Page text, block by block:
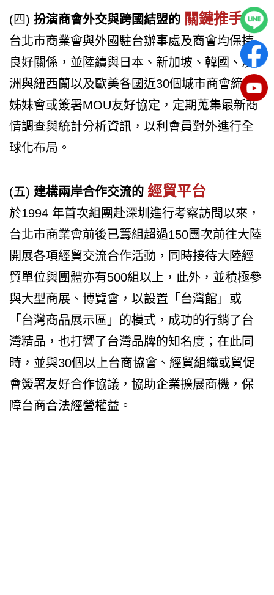
(四) 扮演商會外交與跨國結盟的 關鍵推手
台北市商業會與外國駐台辦事處及商會均保持
良好關係，並陸續與日本、新加坡、韓國、澳
洲與紐西蘭以及歐美各國近30個城市商會締結
姊妹會或簽署MOU友好協定，定期蒐集最新商
情調查與統計分析資訊，以利會員對外進行全
球化布局。
(五) 建構兩岸合作交流的 經貿平台
於1994 年首次組團赴深圳進行考察訪問以來，
台北市商業會前後已籌組超過150團次前往大陸
開展各項經貿交流合作活動，同時接待大陸經
貿單位與團體亦有500組以上，此外，並積極參
與大型商展、博覽會，以設置「台灣館」或
「台灣商品展示區」的模式，成功的行銷了台
灣精品，也打響了台灣品牌的知名度；在此同
時，並與30個以上台商協會、經貿組織或貿促
會簽署友好合作協議，協助企業擴展商機，保
障台商合法經營權益。